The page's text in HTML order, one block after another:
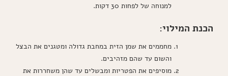
למנוחה של לפחות 30 דקות.
הכנת המילוי:
מחממים את שמן הזית במחבת גדולה ומטגנים את הבצל
והשום עד שהם מזהיבים.
מוסיפים את הפטריות ומבשלים עד שהן משחררות את